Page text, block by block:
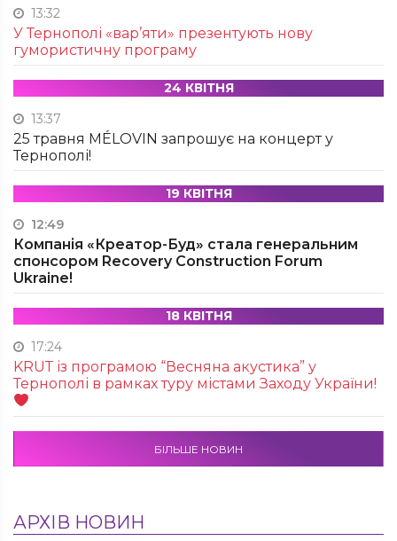
13:32
У Тернополі «вар’яти» презентують нову
гумористичну програму
24 КВІТНЯ
13:37
25 травня MÉLOVIN запрошує на концерт у
Тернополі!
19 КВІТНЯ
12:49
Компанія «Креатор-Буд» стала генеральним
спонсором Recovery Construction Forum
Ukraine!
18 КВІТНЯ
17:24
KRUТ із програмою “Весняна акустика” у
Тернополі в рамках туру містами Заходу України!
БІЛЬШЕ НОВИН
АРХІВ НОВИН